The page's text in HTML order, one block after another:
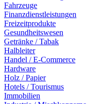
Fahrzeuge
Finanzdienstleistungen
Freizeitprodukte
Gesundheitswesen
Getränke / Tabak
Halbleiter
Handel / E-Commerce
Hardware
Holz / Papier
Hotels / Tourismus
Immobilien